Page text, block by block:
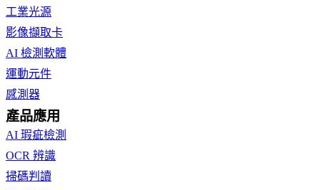
工業光源
影像擷取卡
AI 檢測軟體
運動元件
感測器
產品應用
AI 瑕疵檢測
OCR 辨識
掃碼判讀